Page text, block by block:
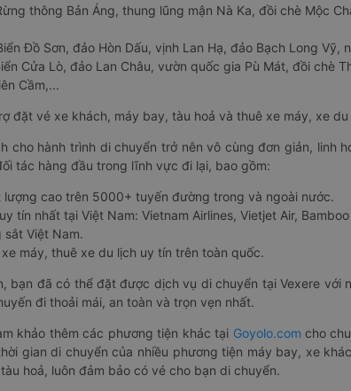
thông Bản Áng, thung lũng mận Nà Ka, đồi chè Mộc
Đồ Sơn, đảo Hòn Dấu, vịnh Lan Hạ, đảo Bạch Long Vỹ,
Cửa Lò, đảo Lan Châu, vườn quốc gia Pù Mát, đồi chè
Cầm,...
đặt vé xe khách, máy bay, tàu hoả và thuê xe máy, xe
cho hành trình di chuyển trở nên vô cùng đơn giản, linh
tác hàng đầu trong lĩnh vực đi lại, bao gồm:
lượng cao trên 5000+ tuyến đường trong và ngoài nước.
tín nhất tại Việt Nam: Vietnam Airlines, Vietjet Air,
Việt Nam.
máy, thuê xe du lịch uy tín trên toàn quốc.
bạn đã có thể đặt được dịch vụ di chuyển tại Vexere với
đi thoải mái, an toàn và trọn vẹn nhất.
khảo thêm các phương tiện khác tại Goyolo.com cho
gian di chuyển của nhiều phương tiện máy bay, xe
hoả, luôn đảm bảo có vé cho bạn di chuyển.